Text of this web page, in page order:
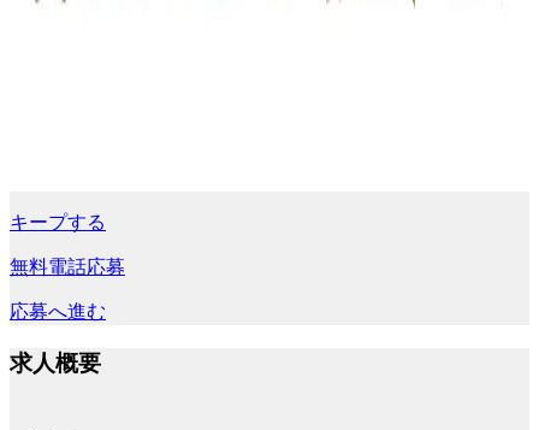
キープする
無料電話応募
応募へ進む
求人概要